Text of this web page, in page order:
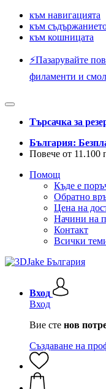
към навигацията
към
към кошницата
⚡️Пазарувайте
филаменти и
Търсачка за
България:
Повече от 11.100
Помощ
Къде е
Обратно
Цена на
Начини на
Контакт
Всички
Вход
Вход
Вие сте нов
Създаване на